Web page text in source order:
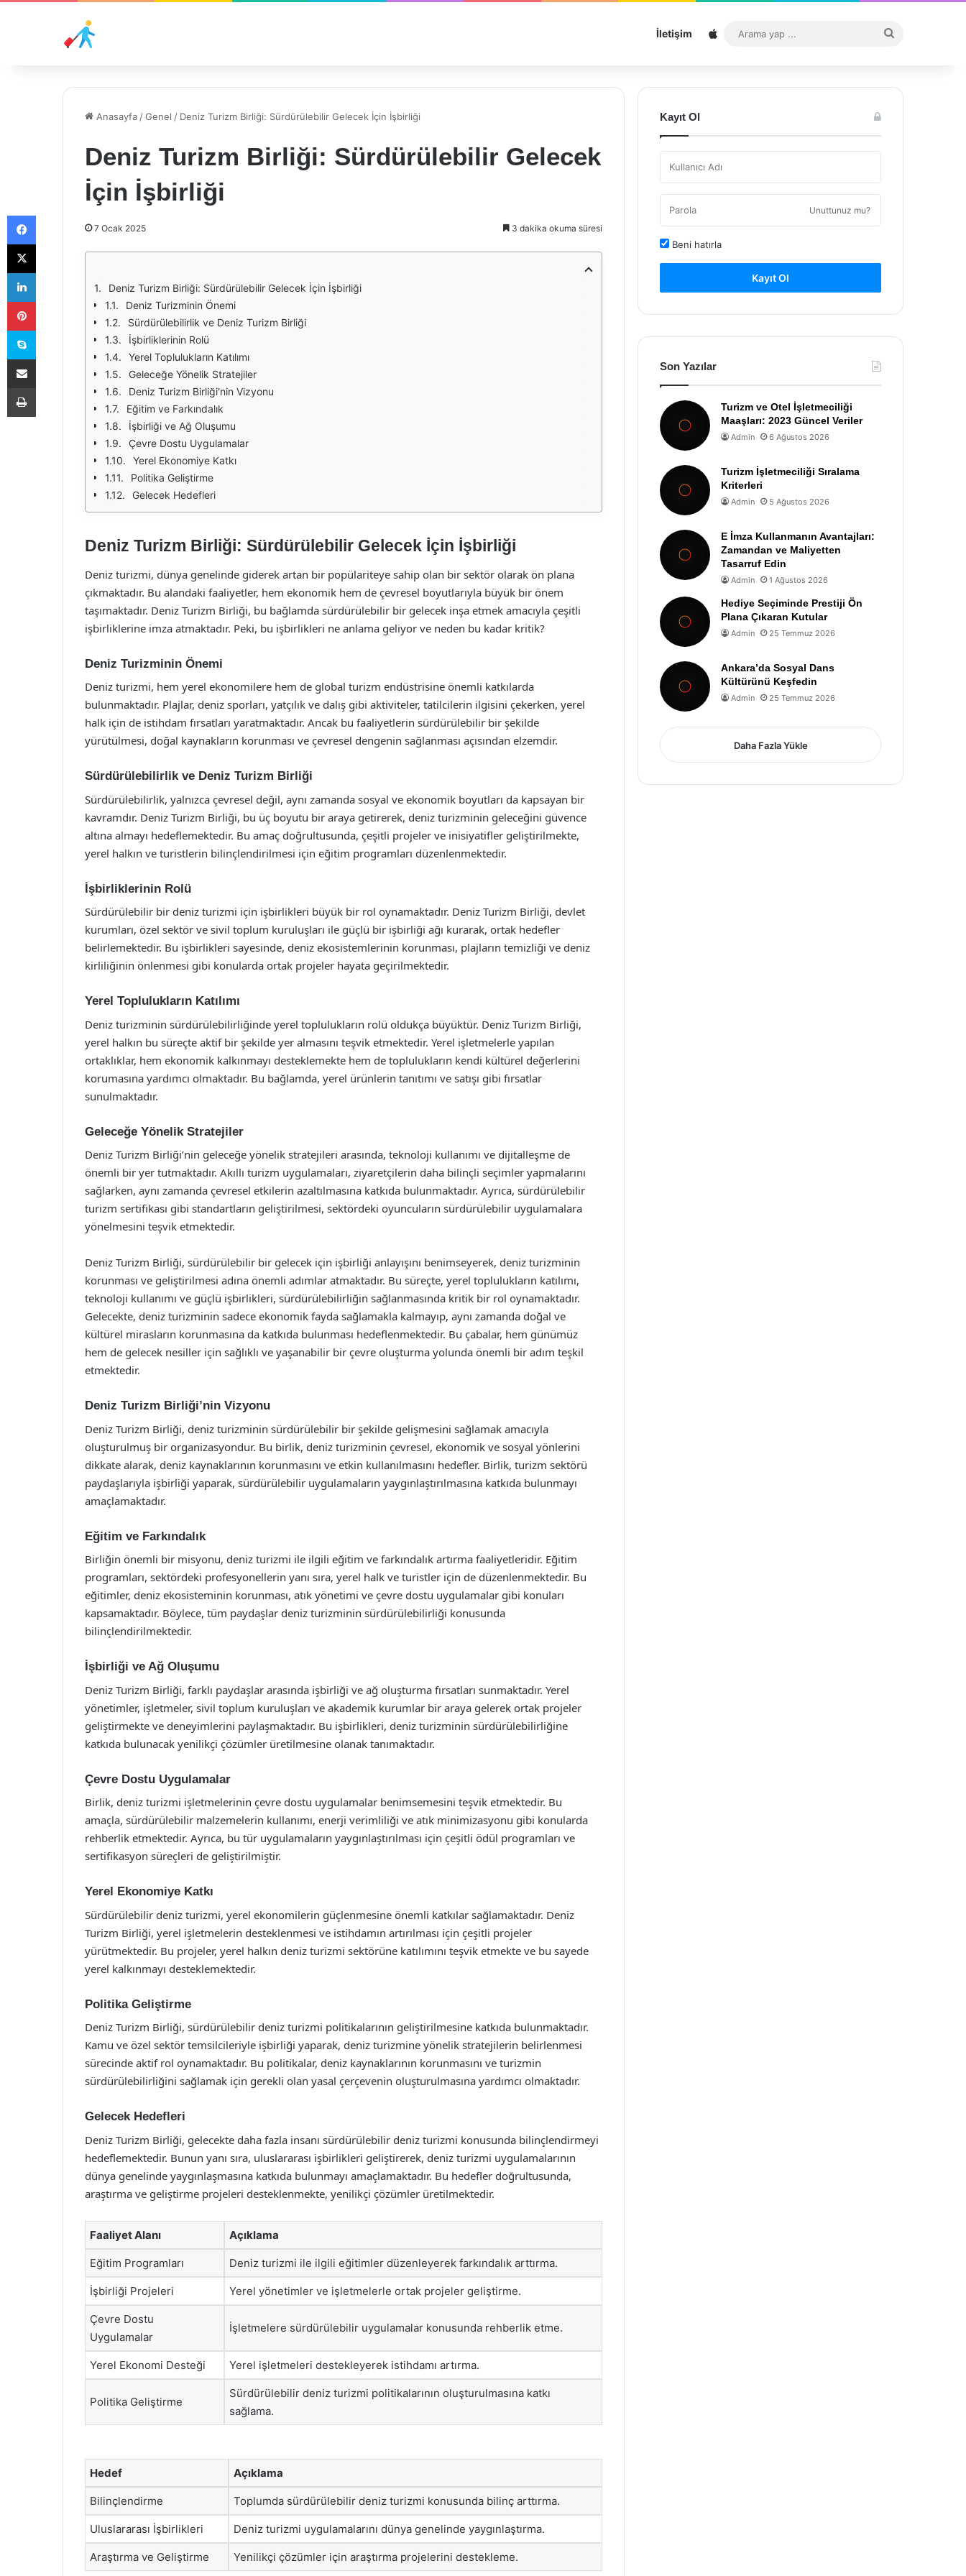
İletişim Sitemap
...
Anasayfa /Genel / Deniz Turizm Birliği: Sürdürülebilir Gelecek İçin İşbirliği
Deniz Turizm Birliği: Sürdürülebilir Gelecek
İçin İşbirliği
7 Ocak 2025 3 dakika okuma süresi
Deniz Turizm Birliği: Sürdürülebilir Gelecek İçin İşbirliği
Deniz Turizminin Önemi
Sürdürülebilirlik ve Deniz Turizm Birliği
İşbirliklerinin Rolü
Yerel Toplulukların Katılımı
Geleceğe Yönelik Stratejiler
Deniz Turizm Birliği'nin Vizyonu
Eğitim ve Farkındalık
İşbirliği ve Ağ Oluşumu
Çevre Dostu Uygulamalar
Yerel Ekonomiye Katkı
Politika Geliştirme
Gelecek Hedefleri
Deniz Turizm Birliği: Sürdürülebilir Gelecek İçin İşbirliği
Deniz turizmi, dünya genelinde giderek artan bir popülariteye sahip olan bir sektör olarak ön plana
çıkmaktadır. Bu alandaki faaliyetler, hem ekonomik hem de çevresel boyutlarıyla büyük bir önem
taşımaktadır. Deniz Turizm Birliği, bu bağlamda sürdürülebilir bir gelecek inşa etmek amacıyla çeşitli
işbirliklerine imza atmaktadır. Peki, bu işbirlikleri ne anlama geliyor ve neden bu kadar kritik?
Deniz Turizminin Önemi
Deniz turizmi, hem yerel ekonomilere hem de global turizm endüstrisine önemli katkılarda
bulunmaktadır. Plajlar, deniz sporları, yatçılık ve dalış gibi aktiviteler, tatilcilerin ilgisini çekerken, yerel
halk için de istihdam fırsatları yaratmaktadır. Ancak bu faaliyetlerin sürdürülebilir bir şekilde
yürütülmesi, doğal kaynakların korunması ve çevresel dengenin sağlanması açısından elzemdir.
Sürdürülebilirlik ve Deniz Turizm Birliği
Sürdürülebilirlik, yalnızca çevresel değil, aynı zamanda sosyal ve ekonomik boyutları da kapsayan bir
kavramdır. Deniz Turizm Birliği, bu üç boyutu bir araya getirerek, deniz turizminin geleceğini güvence
altına almayı hedeflemektedir. Bu amaç doğrultusunda, çeşitli projeler ve inisiyatifler geliştirilmekte,
yerel halkın ve turistlerin bilinçlendirilmesi için eğitim programları düzenlenmektedir.
İşbirliklerinin Rolü
Sürdürülebilir bir deniz turizmi için işbirlikleri büyük bir rol oynamaktadır. Deniz Turizm Birliği, devlet
kurumları, özel sektör ve sivil toplum kuruluşları ile güçlü bir işbirliği ağı kurarak, ortak hedefler
belirlemektedir. Bu işbirlikleri sayesinde, deniz ekosistemlerinin korunması, plajların temizliği ve deniz
kirliliğinin önlenmesi gibi konularda ortak projeler hayata geçirilmektedir.
Yerel Toplulukların Katılımı
Deniz turizminin sürdürülebilirliğinde yerel toplulukların rolü oldukça büyüktür. Deniz Turizm Birliği,
yerel halkın bu süreçte aktif bir şekilde yer almasını teşvik etmektedir. Yerel işletmelerle yapılan
ortaklıklar, hem ekonomik kalkınmayı desteklemekte hem de toplulukların kendi kültürel değerlerini
korumasına yardımcı olmaktadır. Bu bağlamda, yerel ürünlerin tanıtımı ve satışı gibi fırsatlar
sunulmaktadır.
Geleceğe Yönelik Stratejiler
Deniz Turizm Birliği’nin geleceğe yönelik stratejileri arasında, teknoloji kullanımı ve dijitalleşme de
önemli bir yer tutmaktadır. Akıllı turizm uygulamaları, ziyaretçilerin daha bilinçli seçimler yapmalarını
sağlarken, aynı zamanda çevresel etkilerin azaltılmasına katkıda bulunmaktadır. Ayrıca, sürdürülebilir
turizm sertifikası gibi standartların geliştirilmesi, sektördeki oyuncuların sürdürülebilir uygulamalara
yönelmesini teşvik etmektedir.
Deniz Turizm Birliği, sürdürülebilir bir gelecek için işbirliği anlayışını benimseyerek, deniz turizminin
korunması ve geliştirilmesi adına önemli adımlar atmaktadır. Bu süreçte, yerel toplulukların katılımı,
teknoloji kullanımı ve güçlü işbirlikleri, sürdürülebilirliğin sağlanmasında kritik bir rol oynamaktadır.
Gelecekte, deniz turizminin sadece ekonomik fayda sağlamakla kalmayıp, aynı zamanda doğal ve
kültürel mirasların korunmasına da katkıda bulunması hedeflenmektedir. Bu çabalar, hem günümüz
hem de gelecek nesiller için sağlıklı ve yaşanabilir bir çevre oluşturma yolunda önemli bir adım teşkil
etmektedir.
Deniz Turizm Birliği’nin Vizyonu
Deniz Turizm Birliği, deniz turizminin sürdürülebilir bir şekilde gelişmesini sağlamak amacıyla
oluşturulmuş bir organizasyondur. Bu birlik, deniz turizminin çevresel, ekonomik ve sosyal yönlerini
dikkate alarak, deniz kaynaklarının korunmasını ve etkin kullanılmasını hedefler. Birlik, turizm sektörü
paydaşlarıyla işbirliği yaparak, sürdürülebilir uygulamaların yaygınlaştırılmasına katkıda bulunmayı
amaçlamaktadır.
Eğitim ve Farkındalık
Birliğin önemli bir misyonu, deniz turizmi ile ilgili eğitim ve farkındalık artırma faaliyetleridir. Eğitim
programları, sektördeki profesyonellerin yanı sıra, yerel halk ve turistler için de düzenlenmektedir. Bu
eğitimler, deniz ekosisteminin korunması, atık yönetimi ve çevre dostu uygulamalar gibi konuları
kapsamaktadır. Böylece, tüm paydaşlar deniz turizminin sürdürülebilirliği konusunda
bilinçlendirilmektedir.
İşbirliği ve Ağ Oluşumu
Deniz Turizm Birliği, farklı paydaşlar arasında işbirliği ve ağ oluşturma fırsatları sunmaktadır. Yerel
yönetimler, işletmeler, sivil toplum kuruluşları ve akademik kurumlar bir araya gelerek ortak projeler
geliştirmekte ve deneyimlerini paylaşmaktadır. Bu işbirlikleri, deniz turizminin sürdürülebilirliğine
katkıda bulunacak yenilikçi çözümler üretilmesine olanak tanımaktadır.
Çevre Dostu Uygulamalar
Birlik, deniz turizmi işletmelerinin çevre dostu uygulamalar benimsemesini teşvik etmektedir. Bu
amaçla, sürdürülebilir malzemelerin kullanımı, enerji verimliliği ve atık minimizasyonu gibi konularda
rehberlik etmektedir. Ayrıca, bu tür uygulamaların yaygınlaştırılması için çeşitli ödül programları ve
sertifikasyon süreçleri de geliştirilmiştir.
Yerel Ekonomiye Katkı
Sürdürülebilir deniz turizmi, yerel ekonomilerin güçlenmesine önemli katkılar sağlamaktadır. Deniz
Turizm Birliği, yerel işletmelerin desteklenmesi ve istihdamın artırılması için çeşitli projeler
yürütmektedir. Bu projeler, yerel halkın deniz turizmi sektörüne katılımını teşvik etmekte ve bu sayede
yerel kalkınmayı desteklemektedir.
Politika Geliştirme
Deniz Turizm Birliği, sürdürülebilir deniz turizmi politikalarının geliştirilmesine katkıda bulunmaktadır.
Kamu ve özel sektör temsilcileriyle işbirliği yaparak, deniz turizmine yönelik stratejilerin belirlenmesi
sürecinde aktif rol oynamaktadır. Bu politikalar, deniz kaynaklarının korunmasını ve turizmin
sürdürülebilirliğini sağlamak için gerekli olan yasal çerçevenin oluşturulmasına yardımcı olmaktadır.
Gelecek Hedefleri
Deniz Turizm Birliği, gelecekte daha fazla insanı sürdürülebilir deniz turizmi konusunda bilinçlendirmeyi
hedeflemektedir. Bunun yanı sıra, uluslararası işbirlikleri geliştirerek, deniz turizmi uygulamalarının
dünya genelinde yaygınlaşmasına katkıda bulunmayı amaçlamaktadır. Bu hedefler doğrultusunda,
araştırma ve geliştirme projeleri desteklenmekte, yenilikçi çözümler üretilmektedir.
Faaliyet Alanı Açıklama
Eğitim Programları Deniz turizmi ile ilgili eğitimler düzenleyerek farkındalık arttırma.
İşbirliği Projeleri Yerel yönetimler ve işletmelerle ortak projeler geliştirme.
Çevre Dostu
Uygulamalar
İşletmelere sürdürülebilir uygulamalar konusunda rehberlik etme.
Yerel Ekonomi Desteği Yerel işletmeleri destekleyerek istihdamı artırma.
Politika Geliştirme
Sürdürülebilir deniz turizmi politikalarının oluşturulmasına katkı
sağlama.
Hedef Açıklama
Bilinçlendirme Toplumda sürdürülebilir deniz turizmi konusunda bilinç arttırma.
Uluslararası İşbirlikleri Deniz turizmi uygulamalarını dünya genelinde yaygınlaştırma.
Araştırma ve Geliştirme Yenilikçi çözümler için araştırma projelerini destekleme.
Kayıt Ol
Unuttunuz mu?
Beni hatırla
Kayıt Ol
Son Yazılar
Turizm ve Otel İşletmeciliği
Maaşları: 2023 Güncel Veriler
Admin 6 Ağustos 2026
Turizm İşletmeciliği Sıralama
Kriterleri
Admin 5 Ağustos 2026
E İmza Kullanmanın Avantajları:
Zamandan ve Maliyetten
Tasarruf Edin
Admin 1 Ağustos 2026
Hediye Seçiminde Prestiji Ön
Plana Çıkaran Kutular
Admin 25 Temmuz 2026
Ankara’da Sosyal Dans
Kültürünü Keşfedin
Admin 25 Temmuz 2026
Daha Fazla Yükle
Facebook
X
LinkedIn
Pinterest
Skype
E-Posta ile paylaş